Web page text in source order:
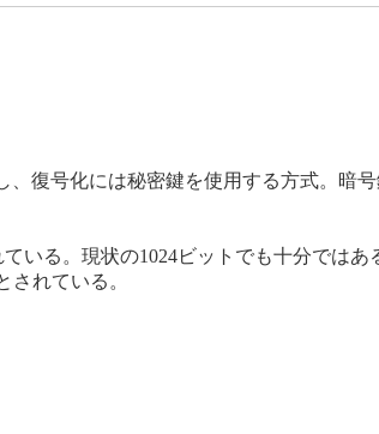
復号化には秘密鍵を使用する方式。暗
いる。現状の1024ビットでも十分では
れている。